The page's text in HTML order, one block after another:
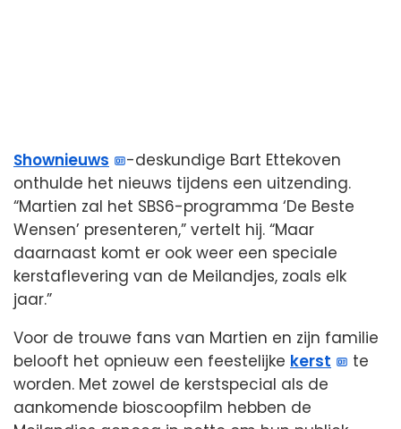
Shownieuws
-deskundige Bart Ettekoven
onthulde het nieuws tijdens een uitzending.
“Martien zal het SBS6-programma ‘De Beste
Wensen’ presenteren,” vertelt hij. “Maar
daarnaast komt er ook weer een speciale
kerstaflevering van de Meilandjes, zoals elk
jaar.”
Voor de trouwe fans van Martien en zijn familie
belooft het opnieuw een feestelijke kerst
te
worden. Met zowel de kerstspecial als de
aankomende bioscoopfilm hebben de